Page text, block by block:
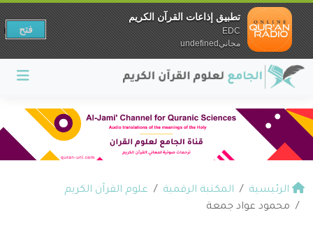
الرئيسية المكتبة الرقمية
علوم القرآن الكريم
محمود عواد جمعة
تطبيق إذاعات القرآن الكريم
EDC
مجانيundefined
فتح